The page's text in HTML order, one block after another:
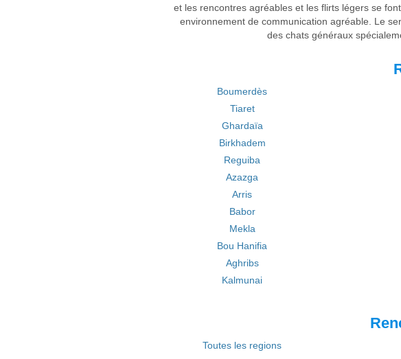
et les rencontres agréables et les flirts légers se
environnement de communication agréable. Le
des chats généraux
Boumerdès
Tiaret
Ghardaïa
Birkhadem
Reguiba
Azazga
Arris
Babor
Mekla
Bou Hanifia
Aghribs
Kalmunai
Toutes les regions